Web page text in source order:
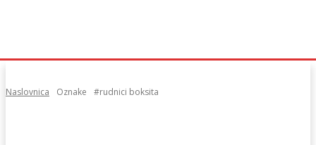
Naslovnica Oznake #rudnici boksita